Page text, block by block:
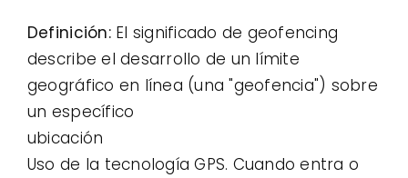
Definición:El significado de geofencing
describe el desarrollo de un límite
geográfico en línea (una "geofencia") sobre
un específico
ubicación
Uso de la tecnología GPS. Cuando entra o